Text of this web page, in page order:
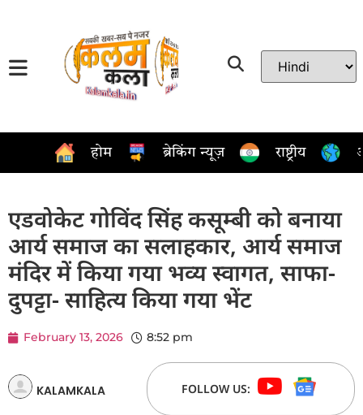
होम ब्रेकिंग न्यूज़ राष्ट्रीय
एडवोकेट गोविंद सिंह कसूम्बी को बनाया
आर्य समाज का सलाहकार, आर्य समाज
मंदिर में किया गया भव्य स्वागत, साफा-
दुपट्टा- साहित्य किया गया भेंट
February 13, 2026 8:52 pm
KALAMKALA FOLLOW US: